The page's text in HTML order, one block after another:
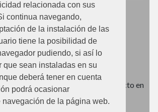
relacionada con sus
continua navegando,
de la instalación de las
tiene la posibilidad de
pudiendo, si así lo
que sean instaladas en su
deberá tener en cuenta
podrá ocasionar
de la página web.
en Instagram
Condiciones de uso
Poítica de redes sociales
Política de cookies
pueden diferir de producto en
tienda.